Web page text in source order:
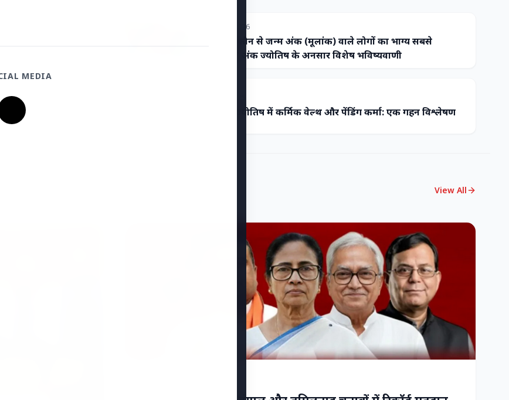
15 Jan 2026
2026 में कौन से जन्म अंक (मूलांक) वाले लोगों का भाग्य सबसे
चमकेगा? अंक ज्योतिष के अनुसार विशेष भविष्यवाणी
और मुक्ति का मार्ग भारतीय ज्योतिष में कर्मिक वेल्थ और पेंडिंग कर्मा: एक गहन विश्लेषण
View All
MEDIA